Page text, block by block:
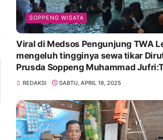
SOPPENG WISATA
Viral di Medsos Pengunjung TWA
mengeluh tingginya sewa tikar
Prusda Soppeng Muhammad
kasih bu bantu Promosikan
REDAKSI SABTU, APRIL 19, 2025